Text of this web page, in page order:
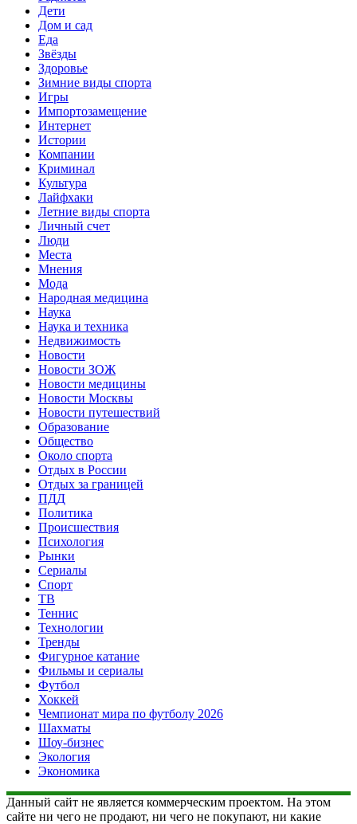
Дети
Дом и сад
Еда
Звёзды
Здоровье
Зимние виды спорта
Игры
Импортозамещение
Интернет
Истории
Компании
Криминал
Культура
Лайфхаки
Летние виды спорта
Личный счет
Люди
Места
Мнения
Мода
Народная медицина
Наука
Наука и техника
Недвижимость
Новости
Новости ЗОЖ
Новости медицины
Новости Москвы
Новости путешествий
Образование
Общество
Около спорта
Отдых в России
Отдых за границей
ПДД
Политика
Происшествия
Психология
Рынки
Сериалы
Спорт
ТВ
Теннис
Технологии
Тренды
Фигурное катание
Фильмы и сериалы
Футбол
Хоккей
Чемпионат мира по футболу 2026
Шахматы
Шоу-бизнес
Экология
Экономика
Данный сайт не является коммерческим проектом. На этом
сайте ни чего не продают, ни чего не покупают, ни какие